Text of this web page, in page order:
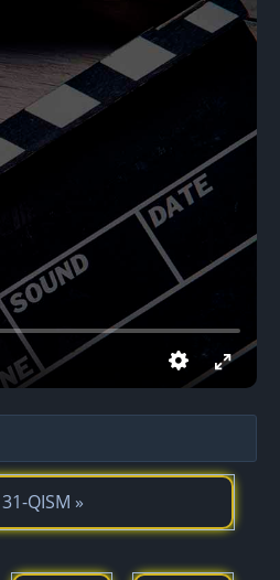
31-QISM »